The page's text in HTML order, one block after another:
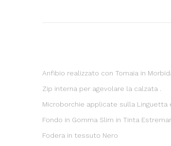
Anfibio realizzato con Tomaia in
Zip interna per agevolare la calzata .
Microborchie applicate sulla Linguetta
Fondo in Gomma Slim in Tinta
Fodera in tessuto Nero